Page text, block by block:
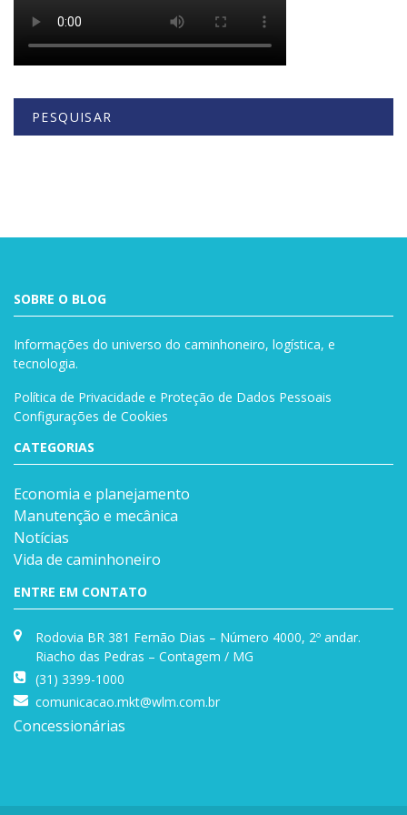
PESQUISAR
SOBRE O BLOG
Informações do universo do caminhoneiro, logística, e
tecnologia.
Política de Privacidade e Proteção de Dados Pessoais
Configurações de Cookies
CATEGORIAS
Economia e planejamento
Manutenção e mecânica
Notícias
Vida de caminhoneiro
ENTRE EM CONTATO
Rodovia BR 381 Fernão Dias – Número 4000, 2º andar.
Riacho das Pedras – Contagem / MG
(31) 3399-1000
comunicacao.mkt@wlm.com.br
Concessionárias